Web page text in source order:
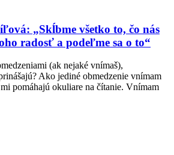
„Skĺbme všetko to, čo nás
radosť a podeľme sa o to“
(ak nejaké vnímaš),
Ako jediné obmedzenie vnímam
pomáhajú okuliare na čítanie. Vnímam